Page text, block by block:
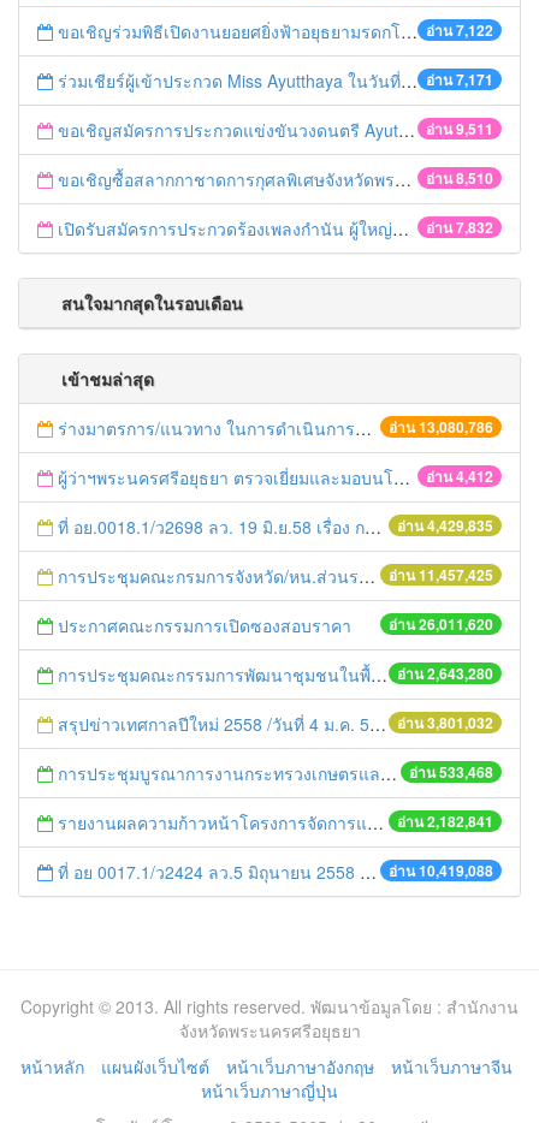
อ่าน 7,122
ขอเชิญร่วมพิธีเปิดงานยอยศยิ่งฟ้าอยุธยามรดกโลก
อ่าน 7,171
ร่วมเชียร์ผู้เข้าประกวด Miss Ayutthaya ในวันที่ 15 ธันวาคม 2560
อ่าน 9,511
ขอเชิญสมัครการประกวดแข่งขันวงดนตรี Ayutthaya battle of the bands
อ่าน 8,510
ขอเชิญซื้อสลากกาชาดการกุศลพิเศษจังหวัดพระนครศรีอยุธยา 2560
อ่าน 7,832
เปิดรับสมัครการประกวดร้องเพลงกำนัน ผู้ใหญ่บ้าน ฯลฯ
สนใจมากสุดในรอบเดือน
เข้าชมล่าสุด
อ่าน 13,080,786
ร่างมาตรการ/แนวทาง ในการดำเนินการประกอบการตรวจราชการแบบบูรณาการ
อ่าน 4,412
ผู้ว่าฯพระนครศรีอยุธยา ตรวจเยี่ยมและมอบนโยบายหน่วยงานสังกัดกระทรวงกลาโหม
อ่าน 4,429,835
ที่ อย.0018.1/ว2698 ลว. 19 มิ.ย.58 เรื่อง การแก้ไขปัญหาหนี้สินให้แก่เกษตรกร
อ่าน 11,457,425
การประชุมคณะกรมการจังหวัด/หน.ส่วนราชการประจำเดือน มิถุนายน 2558
อ่าน 26,011,620
ประกาศคณะกรรมการเปิดซองสอบราคา
อ่าน 2,643,280
การประชุมคณะกรรมการพัฒนาชุมชนในพื้นที่รอบโรงไฟฟ้า (คพรฟ.) ครั้งที่ 2/2558 กองทุนพัฒนาไฟฟ้าบริษัท โรจนะเพาเวอร์ จำกัด
อ่าน 3,801,032
สรุปข่าวเทศกาลปีใหม่ 2558 /วันที่ 4 ม.ค. 58
อ่าน 533,468
การประชุมบูรณาการงานกระทรวงเกษตรและสหกรณ์สู่การปฏิบัติในระดับพื้นที่ ครั้งที่1/2558
อ่าน 2,182,841
รายงานผลความก้าวหน้าโครงการจัดการแก้ไขปัญหาขยะ สัปดาห์ที่ 9/2558
อ่าน 10,419,088
ที่ อย 0017.1/ว2424 ลว.5 มิถุนายน 2558 เรื่อง แจ้งกำหนดตรวจประเมินและให้คะแนนหน่วยงานที่สมัครเข้าร่วมโครงการพัฒนาหน่วยงานต้นแบบในการจัดตั้งศูนย์ข้อมูลข่าวสารของราชการฯ ประจำปีงบประมาณ พ.ศ. 2558
Copyright © 2013. All rights reserved. พัฒนาข้อมูลโดย : สำนักงาน
จังหวัดพระนครศรีอยุธยา
หน้าหลัก
แผนผังเว็บไซต์ หน้าเว็บภาษาอังกฤษ
หน้าเว็บภาษาจีน
หน้าเว็บภาษาญี่ปุ่น